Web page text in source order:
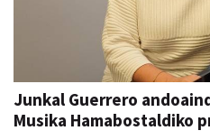
Junkal Guerrero
Musika Hamabostaldiko